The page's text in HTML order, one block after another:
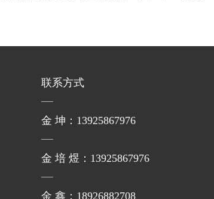
联系方式
金 坤：13925867976
金 培 煜：13925867976
金 鑫：18926882708